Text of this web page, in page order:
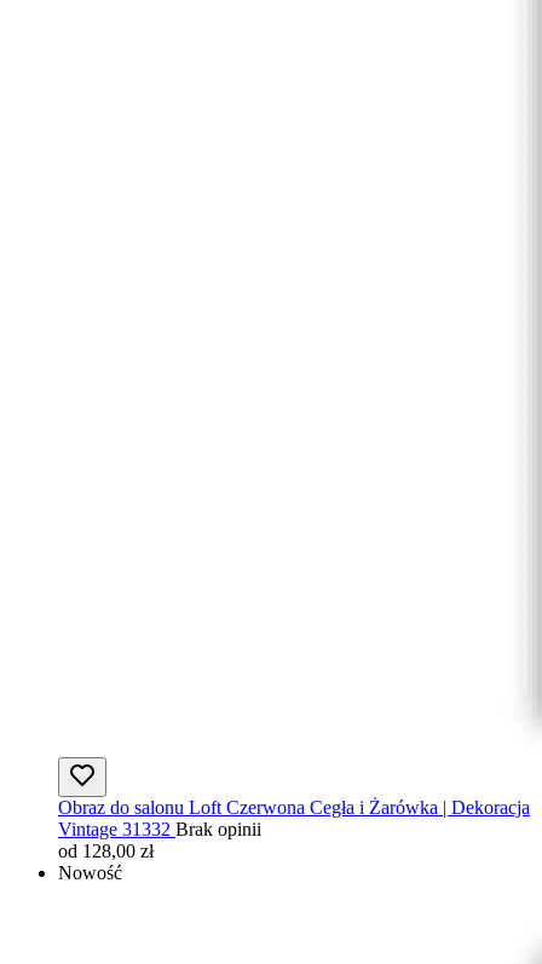
Obraz do salonu Loft Czerwona Cegła i Żarówka | Dekoracja
Vintage 31332 Brak opinii
od 128,00 zł
Nowość